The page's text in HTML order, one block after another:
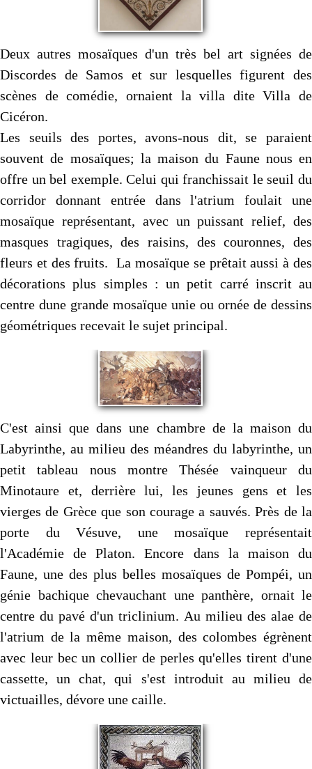
Deux autres mosaïques d'un très bel art signées de
Discordes de Samos et sur lesquelles figurent des
scènes de comédie, ornaient la villa dite Villa de
Cicéron.
Les seuils des portes, avons-nous dit, se paraient
souvent de mosaïques; la maison du Faune nous en
offre un bel exemple. Celui qui franchissait le seuil du
corridor donnant entrée dans l'atrium foulait une
mosaïque représentant, avec un puissant relief, des
masques tragiques, des raisins, des couronnes, des
fleurs et des fruits. La mosaïque se prêtait aussi à des
décorations plus simples : un petit carré inscrit au
centre dune grande mosaïque unie ou ornée de dessins
géométriques recevait le sujet principal.
C'est ainsi que dans une chambre de la maison du
Labyrinthe, au milieu des méandres du labyrinthe, un
petit tableau nous montre Thésée vainqueur du
Minotaure et, derrière lui, les jeunes gens et les
vierges de Grèce que son courage a sauvés. Près de la
porte du Vésuve, une mosaïque représentait
l'Académie de Platon. Encore dans la maison du
Faune, une des plus belles mosaïques de Pompéi, un
génie bachique chevauchant une panthère, ornait le
centre du pavé d'un triclinium. Au milieu des alae de
l'atrium de la même maison, des colombes égrènent
avec leur bec un collier de perles qu'elles tirent d'une
cassette, un chat, qui s'est introduit au milieu de
victuailles, dévore une caille.